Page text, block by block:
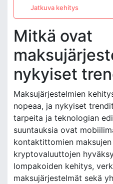
Jatkuva kehitys
Mitkä ovat
nykyiset
Maksujärjestelmien
nopeaa, ja nykyiset
tarpeita ja teknologian
suuntauksia ovat
kontaktittomien
kryptovaluuttojen
lompakoiden kehitys,
maksujärjestelmät sekä